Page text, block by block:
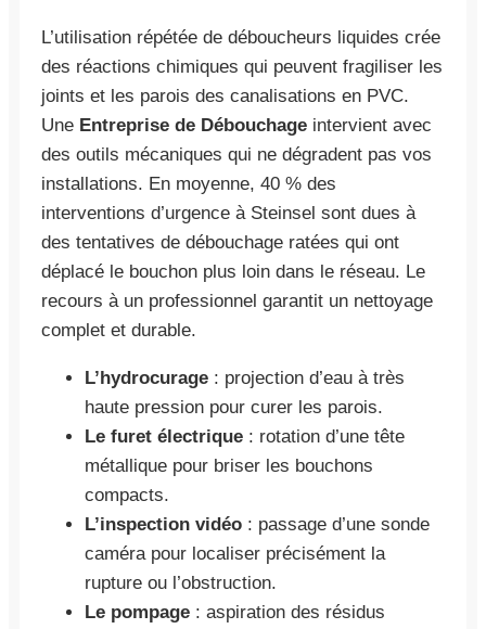
L’utilisation répétée de déboucheurs liquides crée
des réactions chimiques qui peuvent fragiliser les
joints et les parois des canalisations en PVC.
Une Entreprise de Débouchage intervient avec
des outils mécaniques qui ne dégradent pas vos
installations. En moyenne, 40 % des
interventions d’urgence à Steinsel sont dues à
des tentatives de débouchage ratées qui ont
déplacé le bouchon plus loin dans le réseau. Le
recours à un professionnel garantit un nettoyage
complet et durable.
L’hydrocurage : projection d’eau à très
haute pression pour curer les parois.
Le furet électrique : rotation d’une tête
métallique pour briser les bouchons
compacts.
L’inspection vidéo : passage d’une sonde
caméra pour localiser précisément la
rupture ou l’obstruction.
Le pompage : aspiration des résidus